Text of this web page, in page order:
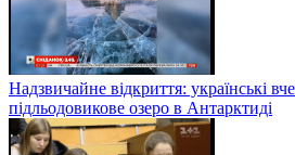
Надзвичайне відкриття: українські
підльодовикове озеро в Антарктиді